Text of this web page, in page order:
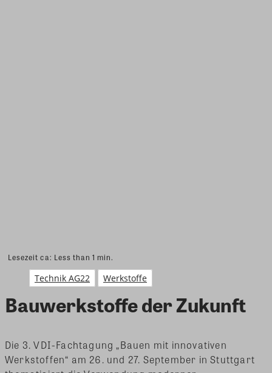
Lesezeit ca: Less than 1 min.
Technik AG22 Werkstoffe
Bauwerkstoffe der Zukunft
Die 3. VDI-Fachtagung „Bauen mit innovativen
Werkstoffen“ am 26. und 27. September in Stuttgart